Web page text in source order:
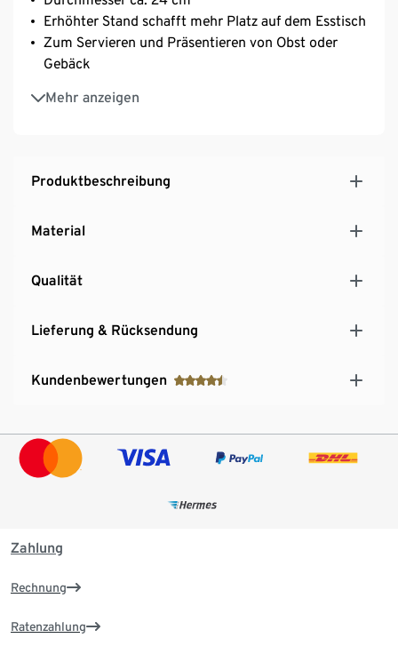
Erhöhter Stand schafft mehr Platz auf dem Esstisch
Zum Servieren und Präsentieren von Obst oder
Gebäck
Mehr anzeigen
Dekoratives Gefäß für Kuchen, Kekse oder
Produktbeschreibung
Material
Qualität
Lieferung & Rücksendung
Kundenbewertungen
Zahlung
Rechnung
Ratenzahlung